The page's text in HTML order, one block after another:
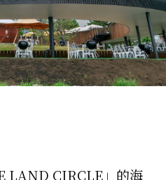
LAND CIRCLE」的海